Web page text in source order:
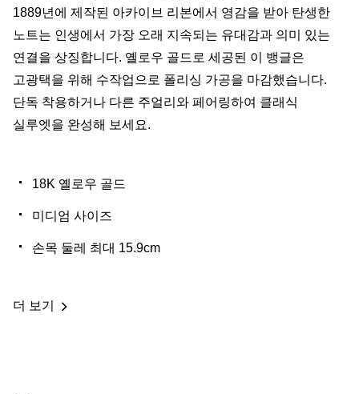
1889년에 제작된 아카이브 리본에서 영감을 받아 탄생한
노트는 인생에서 가장 오래 지속되는 유대감과 의미 있는
연결을 상징합니다. 옐로우 골드로 세공된 이 뱅글은
고광택을 위해 수작업으로 폴리싱 가공을 마감했습니다.
단독 착용하거나 다른 주얼리와 페어링하여 클래식
실루엣을 완성해 보세요.
18K 옐로우 골드
미디엄 사이즈
손목 둘레 최대 15.9cm
더 보기